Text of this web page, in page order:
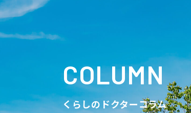
COLUMN
くらしのドクターコラム